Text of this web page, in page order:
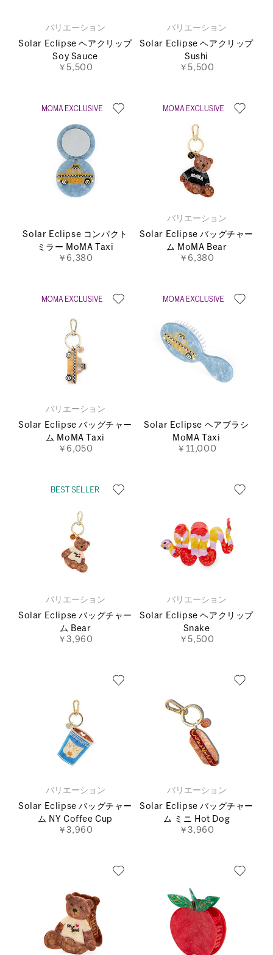
バリエーション
Solar Eclipse ヘアクリップ
Soy Sauce
￥5,500
バリエーション
Solar Eclipse ヘアクリップ
Sushi
￥5,500
Solar Eclipse コンパクト
ミラー MoMA Taxi
￥6,380
バリエーション
Solar Eclipse バッグチャー
ム MoMA Bear
￥6,380
バリエーション
Solar Eclipse バッグチャー
ム MoMA Taxi
￥6,050
Solar Eclipse ヘアブラシ
MoMA Taxi
￥11,000
バリエーション
Solar Eclipse バッグチャー
ム Bear
￥3,960
バリエーション
Solar Eclipse ヘアクリップ
Snake
￥5,500
バリエーション
Solar Eclipse バッグチャー
ム NY Coffee Cup
￥3,960
バリエーション
Solar Eclipse バッグチャー
ム ミニ Hot Dog
￥3,960